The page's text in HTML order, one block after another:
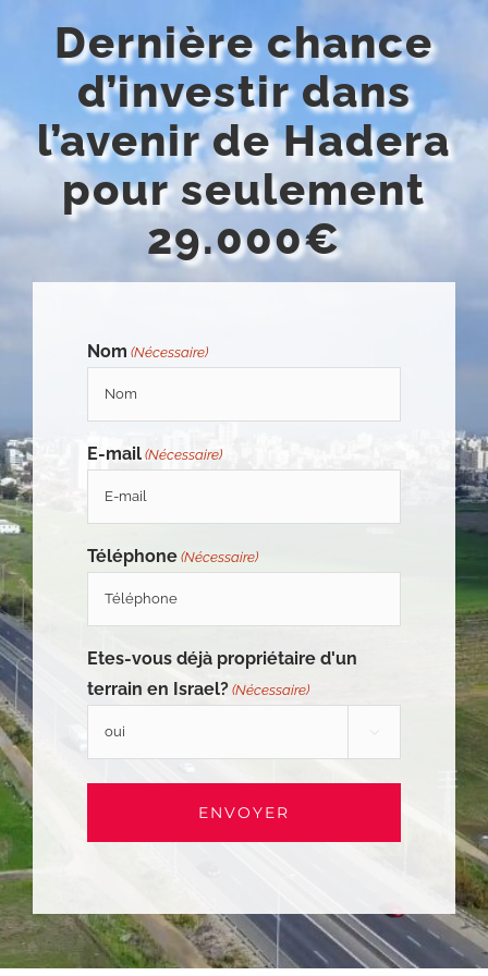
Dernière chance
d’investir dans
l’avenir de Hadera
pour seulement
29.000€
Nom (Nécessaire)
E-mail (Nécessaire)
Téléphone (Nécessaire)
Etes-vous déjà propriétaire d'un
terrain en Israel? (Nécessaire)